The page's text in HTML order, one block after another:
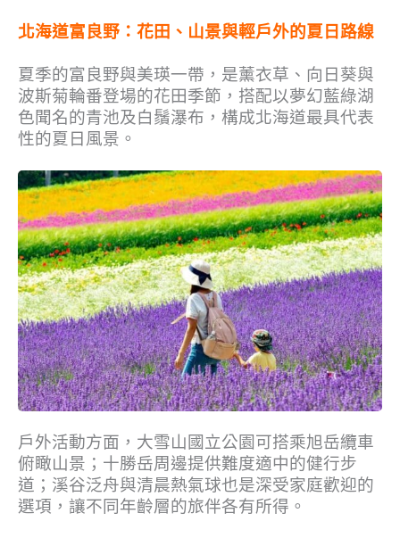
北海道富良野：花田、山景與輕戶外的夏日路線
夏季的富良野與美瑛一帶，是薰衣草、向日葵與
波斯菊輪番登場的花田季節，搭配以夢幻藍綠湖
色聞名的青池及白鬚瀑布，構成北海道最具代表
性的夏日風景。
戶外活動方面，大雪山國立公園可搭乘旭岳纜車
俯瞰山景；十勝岳周邊提供難度適中的健行步
道；溪谷泛舟與清晨熱氣球也是深受家庭歡迎的
選項，讓不同年齡層的旅伴各有所得。